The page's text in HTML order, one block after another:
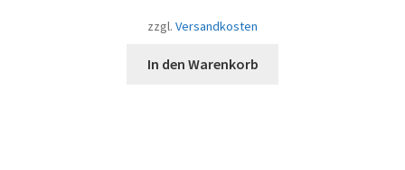
zzgl. Versandkosten
In den Warenkorb